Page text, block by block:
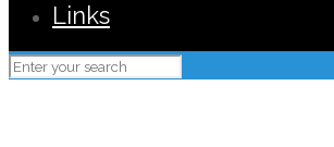
Links